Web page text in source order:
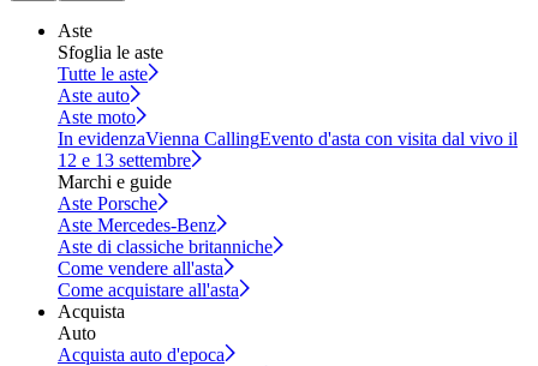
Aste
Sfoglia le aste
Tutte le aste
Aste auto
Aste moto
In evidenzaVienna CallingEvento d'asta con visita dal vivo il
12 e 13 settembre
Marchi e guide
Aste Porsche
Aste Mercedes-Benz
Aste di classiche britanniche
Come vendere all'asta
Come acquistare all'asta
Acquista
Auto
Acquista auto d'epoca